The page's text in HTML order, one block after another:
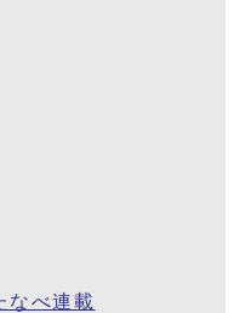
なべ連載